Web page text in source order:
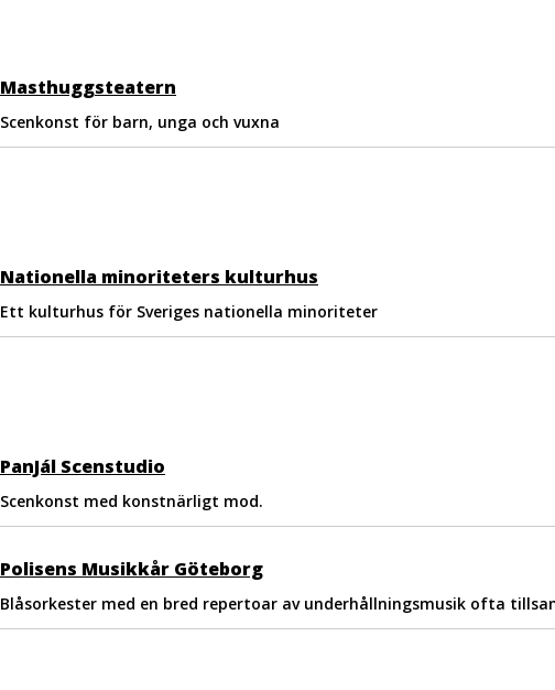
Masthuggsteatern
Scenkonst för barn, unga och vuxna
Nationella minoriteters kulturhus
Ett kulturhus för Sveriges nationella minoriteter
PanJál Scenstudio
Scenkonst med konstnärligt mod.
Polisens Musikkår Göteborg
Blåsorkester med en bred repertoar av underhållningsmusik ofta